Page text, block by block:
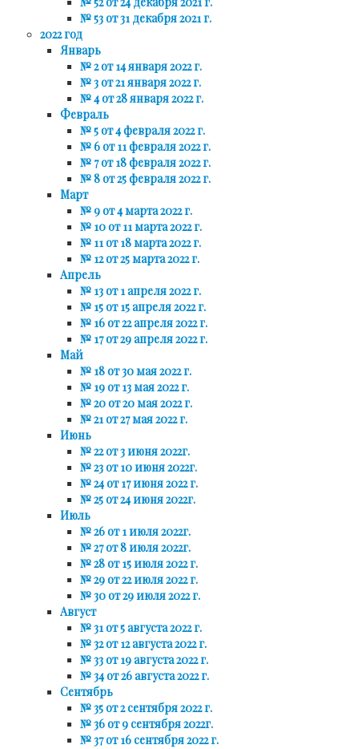
№ 53 от 31 декабря 2021 г.
2022 год
Январь
№ 2 от 14 января 2022 г.
№ 3 от 21 января 2022 г.
№ 4 от 28 января 2022 г.
Февраль
№ 5 от 4 февраля 2022 г.
№ 6 от 11 февраля 2022 г.
№ 7 от 18 февраля 2022 г.
№ 8 от 25 февраля 2022 г.
Март
№ 9 от 4 марта 2022 г.
№ 10 от 11 марта 2022 г.
№ 11 от 18 марта 2022 г.
№ 12 от 25 марта 2022 г.
Апрель
№ 13 от 1 апреля 2022 г.
№ 15 от 15 апреля 2022 г.
№ 16 от 22 апреля 2022 г.
№ 17 от 29 апреля 2022 г.
Май
№ 18 от 30 мая 2022 г.
№ 19 от 13 мая 2022 г.
№ 20 от 20 мая 2022 г.
№ 21 от 27 мая 2022 г.
Июнь
№ 22 от 3 июня 2022г.
№ 23 от 10 июня 2022г.
№ 24 от 17 июня 2022 г.
№ 25 от 24 июня 2022г.
Июль
№ 26 от 1 июля 2022г.
№ 27 от 8 июля 2022г.
№ 28 от 15 июля 2022 г.
№ 29 от 22 июля 2022 г.
№ 30 от 29 июля 2022 г.
Август
№ 31 от 5 августа 2022 г.
№ 32 от 12 августа 2022 г.
№ 33 от 19 августа 2022 г.
№ 34 от 26 августа 2022 г.
Сентябрь
№ 35 от 2 сентября 2022 г.
№ 36 от 9 сентября 2022г.
№ 37 от 16 сентября 2022 г.